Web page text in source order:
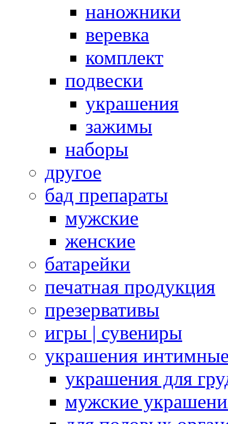
наножники
веревка
комплект
подвески
украшения
зажимы
наборы
другое
бад препараты
мужские
женские
батарейки
печатная продукция
презервативы
игры | сувениры
украшения
украшения для
мужские